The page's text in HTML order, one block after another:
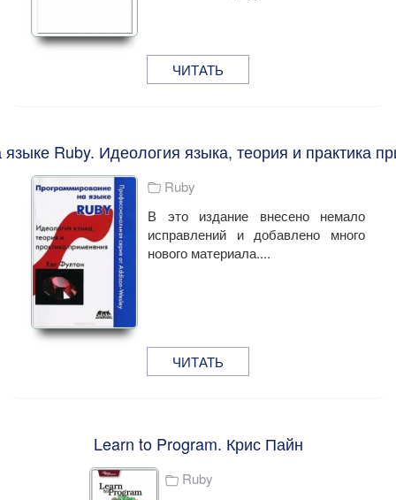
ЧИТАТЬ
Ruby. Идеология языка, теория и практика
Ruby
В это издание внесено немало
исправлений и добавлено много
нового материала....
ЧИТАТЬ
Learn to Program. Крис Пайн
Ruby